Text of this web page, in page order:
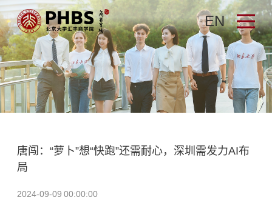
EN
唐闯：“萝卜”想“快跑”还需耐心，深圳需发力AI布
局
2024-09-09 00:00:00